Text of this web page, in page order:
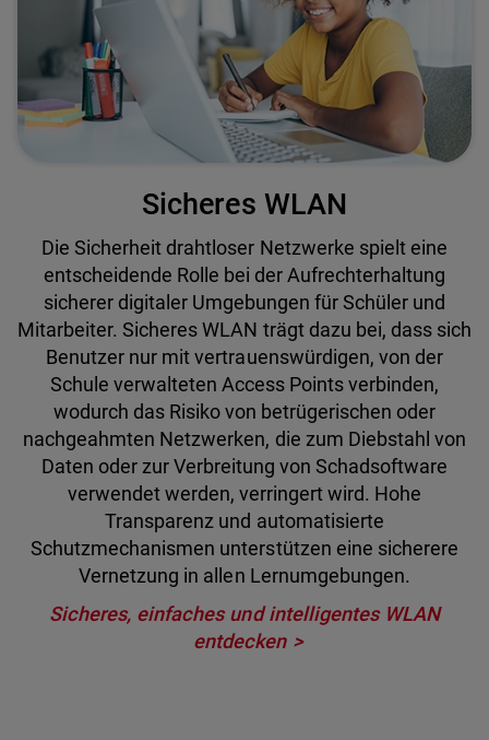
Sicheres WLAN
Die Sicherheit drahtloser Netzwerke spielt eine
entscheidende Rolle bei der Aufrechterhaltung
sicherer digitaler Umgebungen für Schüler und
Mitarbeiter. Sicheres WLAN trägt dazu bei, dass sich
Benutzer nur mit vertrauenswürdigen, von der
Schule verwalteten Access Points verbinden,
wodurch das Risiko von betrügerischen oder
nachgeahmten Netzwerken, die zum Diebstahl von
Daten oder zur Verbreitung von Schadsoftware
verwendet werden, verringert wird. Hohe
Transparenz und automatisierte
Schutzmechanismen unterstützen eine sicherere
Vernetzung in allen Lernumgebungen.
Sicheres, einfaches und intelligentes WLAN
entdecken